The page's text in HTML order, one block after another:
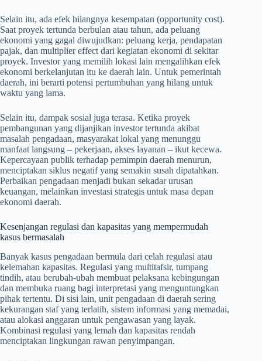
Selain itu, ada efek hilangnya kesempatan (opportunity cost).
Saat proyek tertunda berbulan atau tahun, ada peluang
ekonomi yang gagal diwujudkan: peluang kerja, pendapatan
pajak, dan multiplier effect dari kegiatan ekonomi di sekitar
proyek. Investor yang memilih lokasi lain mengalihkan efek
ekonomi berkelanjutan itu ke daerah lain. Untuk pemerintah
daerah, ini berarti potensi pertumbuhan yang hilang untuk
waktu yang lama.
Selain itu, dampak sosial juga terasa. Ketika proyek
pembangunan yang dijanjikan investor tertunda akibat
masalah pengadaan, masyarakat lokal yang menunggu
manfaat langsung – pekerjaan, akses layanan – ikut kecewa.
Kepercayaan publik terhadap pemimpin daerah menurun,
menciptakan siklus negatif yang semakin susah dipatahkan.
Perbaikan pengadaan menjadi bukan sekadar urusan
keuangan, melainkan investasi strategis untuk masa depan
ekonomi daerah.
Kesenjangan regulasi dan kapasitas yang mempermudah
kasus bermasalah
Banyak kasus pengadaan bermula dari celah regulasi atau
kelemahan kapasitas. Regulasi yang multitafsir, tumpang
tindih, atau berubah-ubah membuat pelaksana kebingungan
dan membuka ruang bagi interpretasi yang menguntungkan
pihak tertentu. Di sisi lain, unit pengadaan di daerah sering
kekurangan staf yang terlatih, sistem informasi yang memadai,
atau alokasi anggaran untuk pengawasan yang layak.
Kombinasi regulasi yang lemah dan kapasitas rendah
menciptakan lingkungan rawan penyimpangan.